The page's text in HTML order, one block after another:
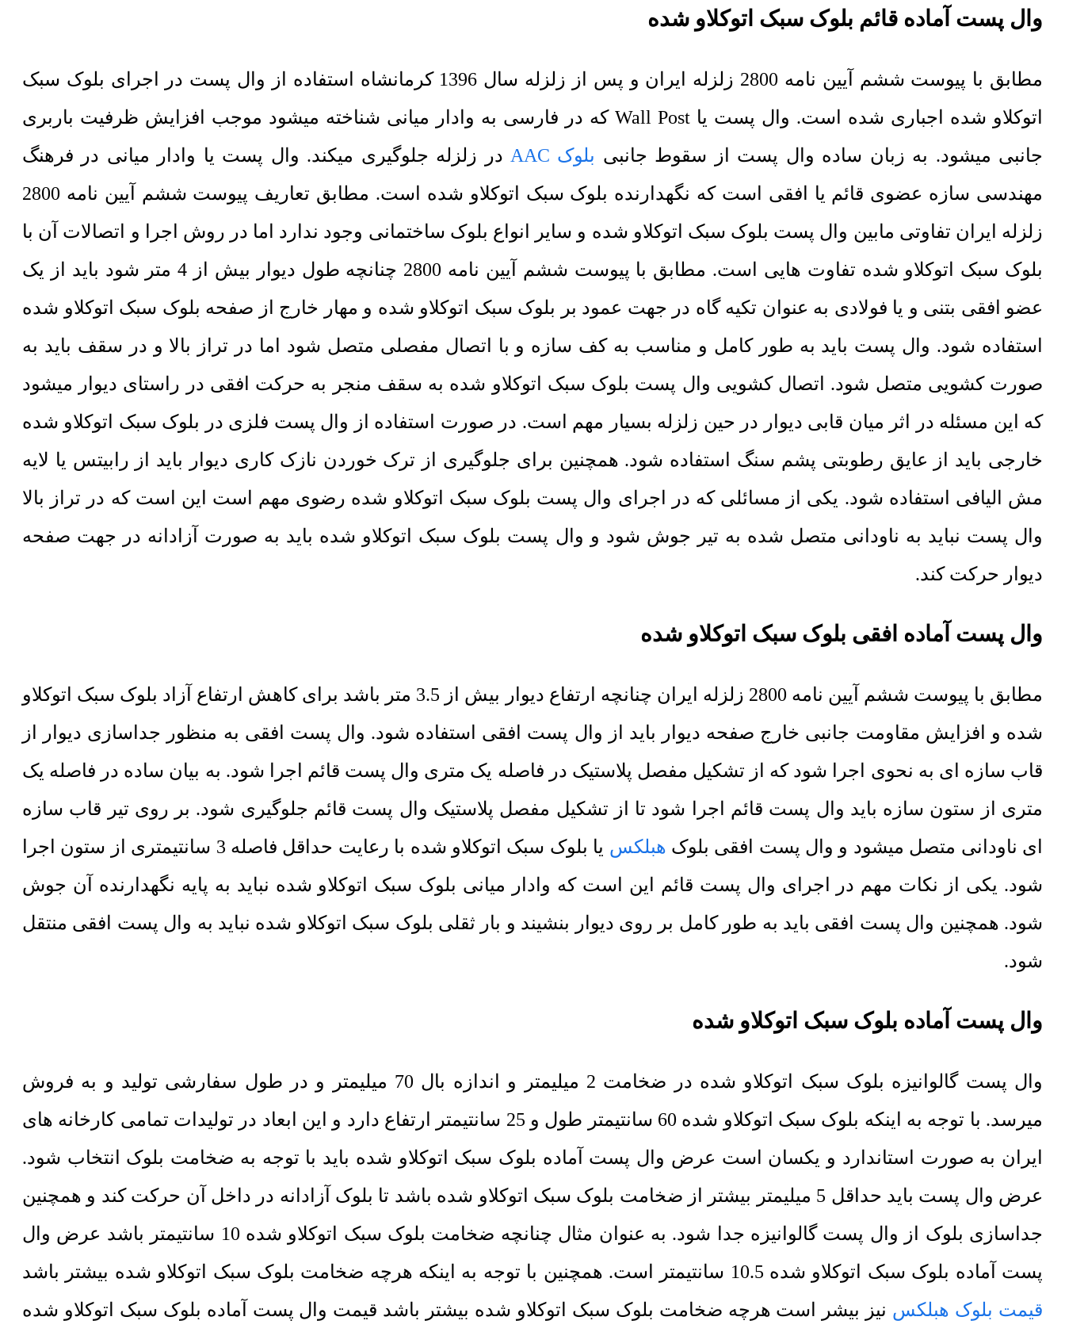
وال پست آماده قائم بلوک سبک اتوکلاو شده
مطابق با پیوست ششم آیین نامه 2800 زلزله ایران و پس از زلزله سال 1396 کرمانشاه استفاده از وال پست در اجرای بلوک سبک
اتوکلاو شده اجباری شده است. وال پست یا Wall Post که در فارسی به وادار میانی شناخته میشود موجب افزایش ظرفیت باربری
جانبی میشود. به زبان ساده وال پست از سقوط جانبی بلوک AAC
در زلزله جلوگیری میکند. وال پست یا وادار میانی در فرهنگ
مهندسی سازه عضوی قائم یا افقی است که نگهدارنده بلوک سبک اتوکلاو شده است. مطابق تعاریف پیوست ششم آیین نامه 2800
زلزله ایران تفاوتی مابین وال پست بلوک سبک اتوکلاو شده و سایر انواع بلوک ساختمانی وجود ندارد اما در روش اجرا و اتصالات آن با
بلوک سبک اتوکلاو شده تفاوت هایی است. مطابق با پیوست ششم آیین نامه 2800 چنانچه طول دیوار بیش از 4 متر شود باید از یک
عضو افقی بتنی و یا فولادی به عنوان تکیه گاه در جهت عمود بر بلوک سبک اتوکلاو شده و مهار خارج از صفحه بلوک سبک اتوکلاو شده
استفاده شود. وال پست باید به طور کامل و مناسب به کف سازه و با اتصال مفصلی متصل شود اما در تراز بالا و در سقف باید به
صورت کشویی متصل شود. اتصال کشویی وال پست بلوک سبک اتوکلاو شده به سقف منجر به حرکت افقی در راستای دیوار میشود
که این مسئله در اثر میان قابی دیوار در حین زلزله بسیار مهم است. در صورت استفاده از وال پست فلزی در بلوک سبک اتوکلاو شده
خارجی باید از عایق رطوبتی پشم سنگ استفاده شود. همچنین برای جلوگیری از ترک خوردن نازک کاری دیوار باید از رابیتس یا لایه
مش الیافی استفاده شود. یکی از مسائلی که در اجرای وال پست بلوک سبک اتوکلاو شده رضوی مهم است این است که در تراز بالا
وال پست نباید به ناودانی متصل شده به تیر جوش شود و وال پست بلوک سبک اتوکلاو شده باید به صورت آزادانه در جهت صفحه
دیوار حرکت کند.
وال پست آماده افقی بلوک سبک اتوکلاو شده
مطابق با پیوست ششم آیین نامه 2800 زلزله ایران چنانچه ارتفاع دیوار بیش از 3.5 متر باشد برای کاهش ارتفاع آزاد بلوک سبک اتوکلاو
شده و افزایش مقاومت جانبی خارج صفحه دیوار باید از وال پست افقی استفاده شود. وال پست افقی به منظور جداسازی دیوار از
قاب سازه ای به نحوی اجرا شود که از تشکیل مفصل پلاستیک در فاصله یک متری وال پست قائم اجرا شود. به بیان ساده در فاصله یک
متری از ستون سازه باید وال پست قائم اجرا شود تا از تشکیل مفصل پلاستیک وال پست قائم جلوگیری شود. بر روی تیر قاب سازه
ای ناودانی متصل میشود و وال پست افقی بلوک هبلکس
یا بلوک سبک اتوکلاو شده با رعایت حداقل فاصله 3 سانتیمتری از ستون اجرا
شود. یکی از نکات مهم در اجرای وال پست قائم این است که وادار میانی بلوک سبک اتوکلاو شده نباید به پایه نگهدارنده آن جوش
شود. همچنین وال پست افقی باید به طور کامل بر روی دیوار بنشیند و بار ثقلی بلوک سبک اتوکلاو شده نباید به وال پست افقی منتقل
شود.
وال پست آماده بلوک سبک اتوکلاو شده
وال پست گالوانیزه بلوک سبک اتوکلاو شده در ضخامت 2 میلیمتر و اندازه بال 70 میلیمتر و در طول سفارشی تولید و به فروش
میرسد. با توجه به اینکه بلوک سبک اتوکلاو شده 60 سانتیمتر طول و 25 سانتیمتر ارتفاع دارد و این ابعاد در تولیدات تمامی کارخانه های
ایران به صورت استاندارد و یکسان است عرض وال پست آماده بلوک سبک اتوکلاو شده باید با توجه به ضخامت بلوک انتخاب شود.
عرض وال پست باید حداقل 5 میلیمتر بیشتر از ضخامت بلوک سبک اتوکلاو شده باشد تا بلوک آزادانه در داخل آن حرکت کند و همچنین
جداسازی بلوک از وال پست گالوانیزه جدا شود. به عنوان مثال چنانچه ضخامت بلوک سبک اتوکلاو شده 10 سانتیمتر باشد عرض وال
پست آماده بلوک سبک اتوکلاو شده 10.5 سانتیمتر است. همچنین با توجه به اینکه هرچه ضخامت بلوک سبک اتوکلاو شده بیشتر باشد
قیمت بلوک هبلکس نیز بیشر است هرچه ضخامت بلوک سبک اتوکلاو شده بیشتر باشد قیمت وال پست آماده بلوک سبک اتوکلاو شده